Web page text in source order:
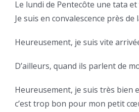
Le lundi de Pentecôte une tata
Je suis en convalescence près
Heureusement, je suis vite
D’ailleurs, quand ils parlent de
Heureusement, je suis très bien
c’est trop bon pour mon petit